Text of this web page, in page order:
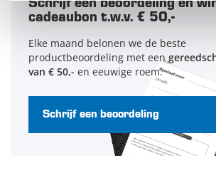
Schrijf een beoordeling en
cadeaubon t.w.v. € 50,-
Elke maand belonen we de beste
productbeoordeling met een
van € 50,- en eeuwige roem.
Schrijf een beoordeling